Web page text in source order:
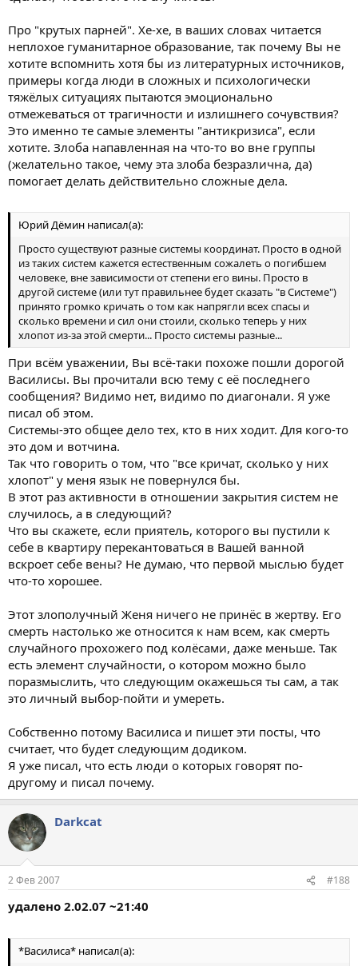
Про "крутых парней". Хе-хе, в ваших словах читается
неплохое гуманитарное образование, так почему Вы не
хотите вспомнить хотя бы из литературных источников,
примеры когда люди в сложных и психологически
тяжёлых ситуациях пытаются эмоционально
отмежеваться от трагичности и излишнего сочувствия?
Это именно те самые элементы "антикризиса", если
хотите. Злоба напавленная на что-то во вне группы
(желательно такое, чему эта злоба безразлична, да)
помогает делать действительно сложные дела.
Юрий Дёмин написал(а):
Просто существуют разные системы координат. Просто в одной
из таких систем кажется естественным сожалеть о погибшем
человеке, вне зависимости от степени его вины. Просто в
другой системе (или тут правильнее будет сказать "в Системе")
принято громко кричать о том как напрягли всех спасы и
сколько времени и сил они стоили, сколько теперь у них
хлопот из-за этой смерти... Просто системы разные...
При всём уважении, Вы всё-таки похоже пошли дорогой
Василисы. Вы прочитали всю тему с её последнего
сообщения? Видимо нет, видимо по диагонали. Я уже
писал об этом.
Системы-это общее дело тех, кто в них ходит. Для кого-то
это дом и вотчина.
Так что говорить о том, что "все кричат, сколько у них
хлопот" у меня язык не повернулся бы.
В этот раз активности в отношении закрытия систем не
случилось, а в следующий?
Что вы скажете, если приятель, которого вы пустили к
себе в квартиру перекантоваться в Вашей ванной
вскроет себе вены? Не думаю, что первой мыслью будет
что-то хорошее.
Этот злополучный Женя ничего не принёс в жертву. Его
смерть настолько же относится к нам всем, как смерть
случайного прохожего под колёсами, даже меньше. Так
есть элемент случайности, о котором можно было
поразмыслить, что следующим окажешься ты сам, а так
это личный выбор-пойти и умереть.
Собственно потому Василиса и пишет эти посты, что
считает, что будет следующим додиком.
Я уже писал, что есть люди о которых говорят по-
другому и писал почему.
Darkcat
2 Фев 2007 #188
удалено 2.02.07 ~21:40
*Василиса* написал(а):